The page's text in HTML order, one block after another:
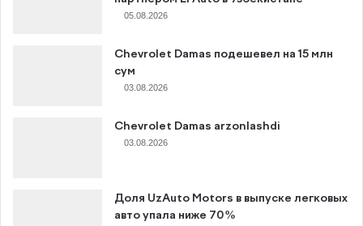
05.08.2026
Chevrolet Damas подешевел на 15 млн
сум
03.08.2026
Chevrolet Damas arzonlashdi
03.08.2026
Доля UzAuto Motors в выпуске легковых
авто упала ниже 70%